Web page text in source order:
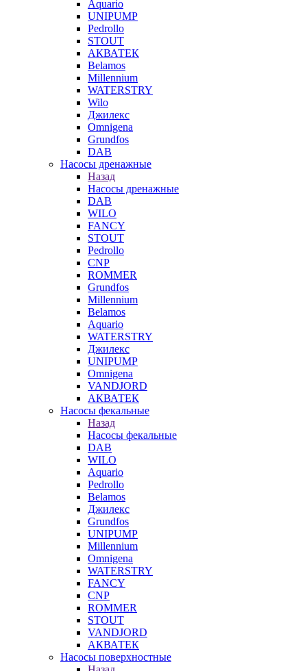
Aquario
UNIPUMP
Pedrollo
STOUT
АКВАТЕК
Belamos
Millennium
WATERSTRY
Wilo
Джилекс
Omnigena
Grundfos
DAB
Насосы дренажные
Назад
Насосы дренажные
DAB
WILO
FANCY
STOUT
Pedrollo
CNP
ROMMER
Grundfos
Millennium
Belamos
Aquario
WATERSTRY
Джилекс
UNIPUMP
Omnigena
VANDJORD
АКВАТЕК
Насосы фекальные
Назад
Насосы фекальные
DAB
WILO
Aquario
Pedrollo
Belamos
Джилекс
Grundfos
UNIPUMP
Millennium
Omnigena
WATERSTRY
FANCY
CNP
ROMMER
STOUT
VANDJORD
АКВАТЕК
Насосы поверхностные